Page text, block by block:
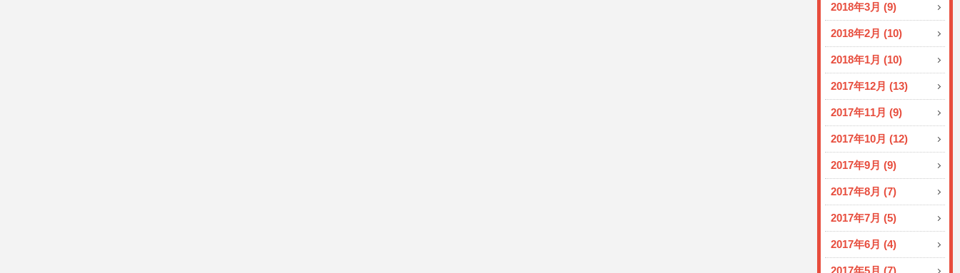
2018年3月 (9)
2018年2月 (10)
2018年1月 (10)
2017年12月 (13)
2017年11月 (9)
2017年10月 (12)
2017年9月 (9)
2017年8月 (7)
2017年7月 (5)
2017年6月 (4)
2017年5月 (7)